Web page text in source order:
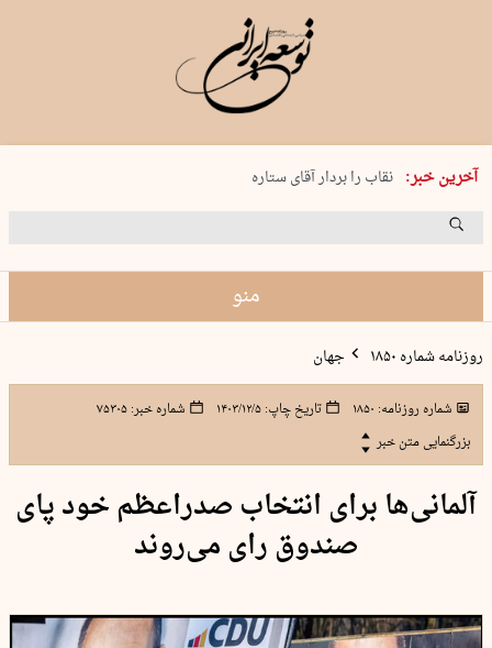
آخرین خبر:
پنجشنبه 15 مرداد 1405 شماره 2243
نقاب را بردار آقای ستاره
کدام فوتبال؟
منو
روزنامه شماره ۱۸۵۰ جهان
شماره روزنامه: ۱۸۵۰ تاریخ چاپ:۱۴۰۳/۱۲/۵ شماره خبر:۷۵۳۰۵
بزرگنمایی متن خبر
آلمانی‌ها برای انتخاب صدراعظم خود پای
صندوق‌ رای می‌روند